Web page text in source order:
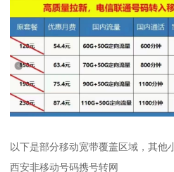
以下是部分移动宽带覆盖区域，其他
西安非移动号码携号转网